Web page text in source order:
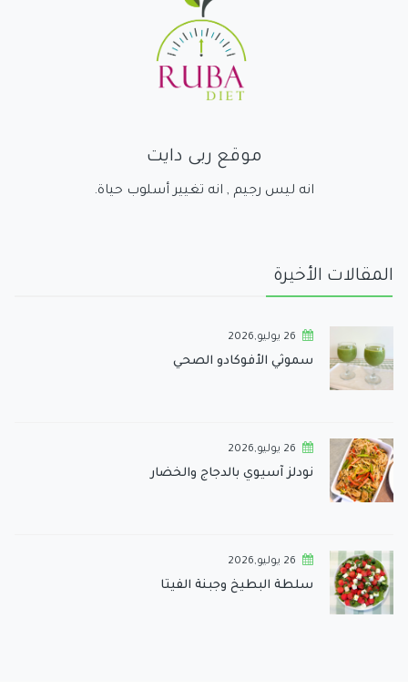
موقع ربى دايت
انه ليس رجيم , انه تغيير أسلوب حياة.
المقالات الأخيرة
26 يوليو,2026
سموثي الأفوكادو الصحي
26 يوليو,2026
نودلز آسيوي بالدجاج والخضار
26 يوليو,2026
سلطة البطيخ وجبنة الفيتا